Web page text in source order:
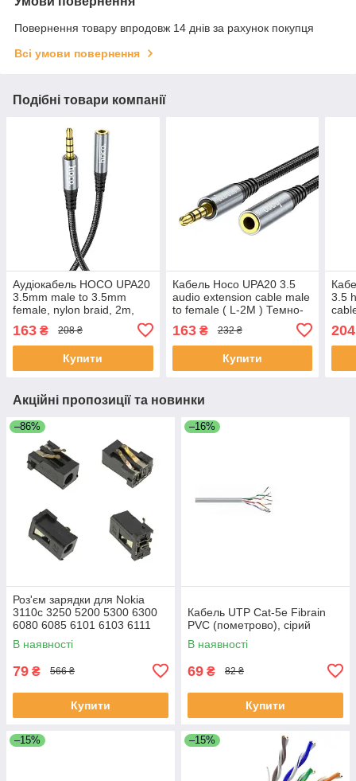
Повернення товару впродовж 14 днів за рахунок покупця
Всі умови повернення
Подібні товари компанії
Аудiокабель HOCO UPA20
3.5mm male to 3.5mm
female, nylon braid, 2m,
163 ₴ 208 ₴
Купити
Кабель Hoco UPA20 3.5
audio extension cable male
to female ( L-2M ) Темно-
163₴ 232 ₴
Купити
3.5
204
Акційні пропозиції та новинки
–86%
Роз'єм зарядки для Nokia
3110c 3250 5200 5300 6300
6080 6085 6101 6103 6111
6125 6131 6151 6233 6270
В наявності
79 ₴ 566 ₴
Купити
–16%
Кабель UTP Cat-5e Fibrain
PVC (пометрово), сірий
В наявності
69 ₴ 82 ₴
Купити
–15% –15%